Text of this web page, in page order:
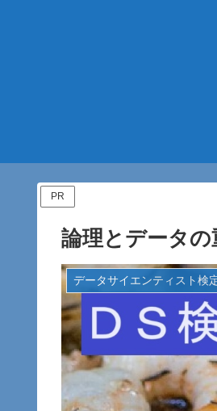
PR
論理とデータ
データサイエンティスト検